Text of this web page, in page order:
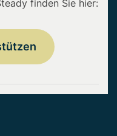
finden Sie hier: